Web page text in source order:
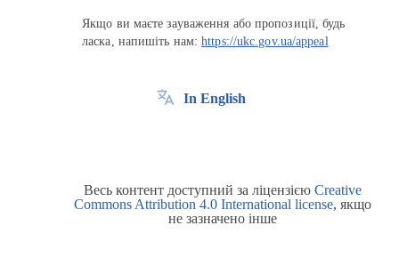
Якщо ви маєте зауваження або пропозиції, будь
ласка, напишіть нам:https://ukc.gov.ua/appeal
In English
Весь контент доступний за ліцензією Creative
Commons Attribution 4.0 International license, якщо
не зазначено інше